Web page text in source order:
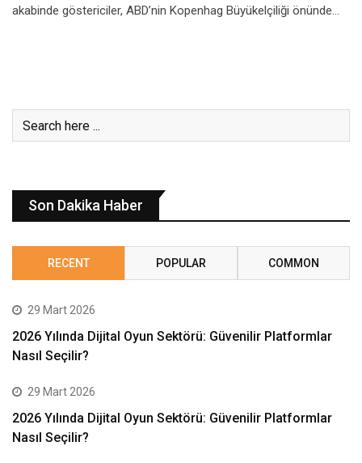
akabinde göstericiler, ABD’nin Kopenhag Büyükelçiliği önünde…
Son Dakika Haber
RECENT POPULAR COMMON
29 Mart 2026
2026 Yılında Dijital Oyun Sektörü: Güvenilir Platformlar
Nasıl Seçilir?
29 Mart 2026
2026 Yılında Dijital Oyun Sektörü: Güvenilir Platformlar
Nasıl Seçilir?